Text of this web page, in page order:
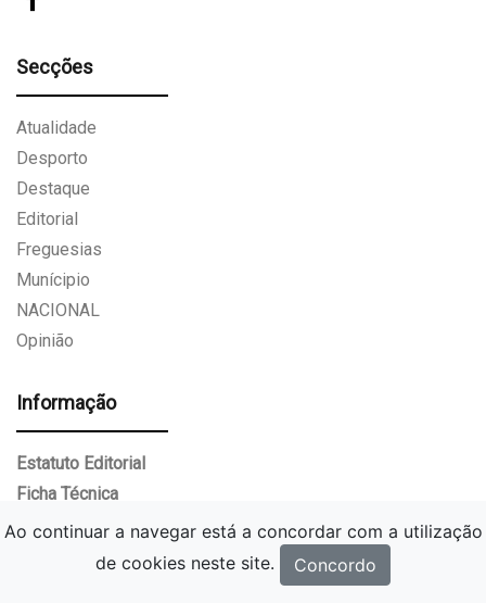
Secções
Atualidade
Desporto
Destaque
Editorial
Freguesias
Munícipio
NACIONAL
Opinião
Informação
Estatuto Editorial
Ficha Técnica
Ao continuar a navegar está a concordar com a utilização
de cookies neste site.
Concordo